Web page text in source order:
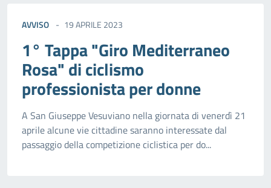
AVVISO 19 APRILE 2023
1° Tappa "Giro Mediterraneo
Rosa" di ciclismo
professionista per donne
A San Giuseppe Vesuviano nella giornata di venerdì 21
aprile alcune vie cittadine saranno interessate dal
passaggio della competizione ciclistica per do...